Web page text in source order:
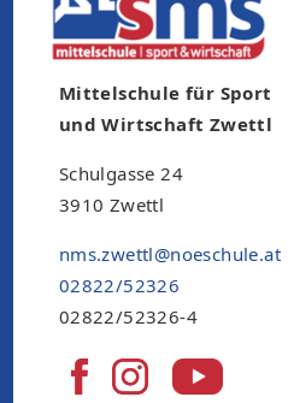
Mittelschule für Sport
und Wirtschaft Zwettl
Schulgasse 24
3910 Zwettl
nms.zwettl@noeschule.at
02822/52326
02822/52326-4